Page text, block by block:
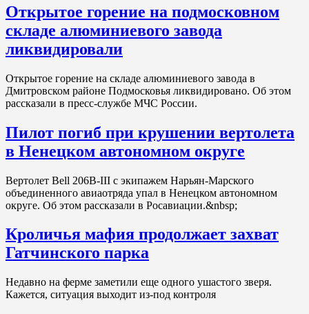
Открытое горение на подмосковном
складе алюминиевого завода
ликвидировали
Открытое горение на складе алюминиевого завода в
Дмитровском районе Подмосковья ликвидировано. Об этом
рассказали в пресс-службе МЧС России.
Пилот погиб при крушении вертолета
в Ненецком автономном округе
Вертолет Bell 206В-III с экипажем Нарьян-Марского
объединенного авиаотряда упал в Ненецком автономном
округе. Об этом рассказали в Росавиации.&nbsp;
Кроличья мафия продолжает захват
Гатчинского парка
Недавно на ферме заметили еще одного ушастого зверя.
Кажется, ситуация выходит из-под контроля